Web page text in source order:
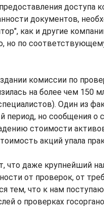
доступа
документов,
как и другие
но по
комиссии по
на более чем 150
Один из
период, но сообщения о
стоимости
акций упала
что даже крупнейший
от проверок, от
тем, что к нам
о проверках